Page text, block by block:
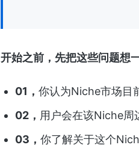
开始之前，先把这些问题想
01， 你认为Niche市场目
02， 用户会在该Niche周
03， 你了解关于这个